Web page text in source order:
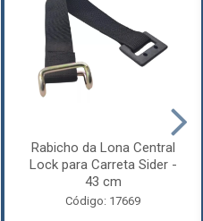
Rabicho da Lona Central
Lock para Carreta Sider -
43 cm
Código: 17669